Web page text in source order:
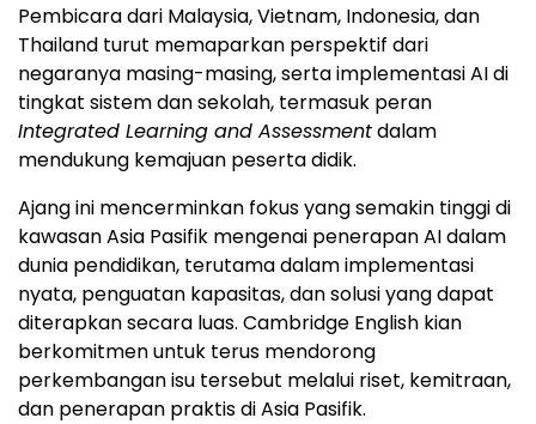
Pembicara dari Malaysia, Vietnam, Indonesia, dan
Thailand turut memaparkan perspektif dari
negaranya masing-masing, serta implementasi AI di
tingkat sistem dan sekolah, termasuk peran
Integrated Learning and Assessmentdalam
mendukung kemajuan peserta didik.
Ajang ini mencerminkan fokus yang semakin tinggi di
kawasan Asia Pasifik mengenai penerapan AI dalam
dunia pendidikan, terutama dalam implementasi
nyata, penguatan kapasitas, dan solusi yang dapat
diterapkan secara luas. Cambridge English kian
berkomitmen untuk terus mendorong
perkembangan isu tersebut melalui riset, kemitraan,
dan penerapan praktis di Asia Pasifik.